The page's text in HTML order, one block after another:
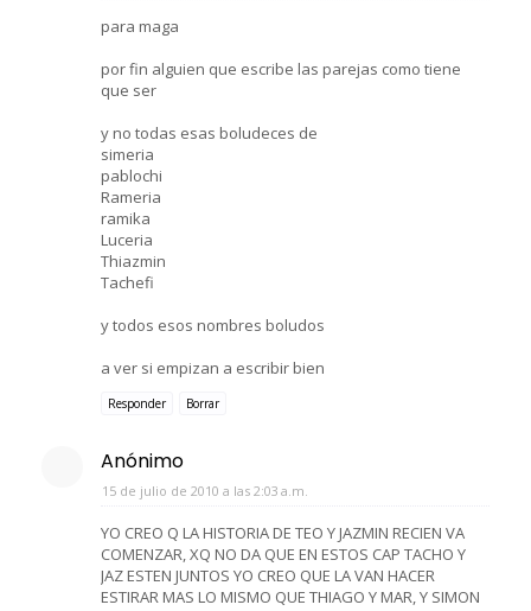
para maga
por fin alguien que escribe las parejas como tiene
que ser
y no todas esas boludeces de
simeria
pablochi
Rameria
ramika
Luceria
Thiazmin
Tachefi
y todos esos nombres boludos
a ver si empizan a escribir bien
Responder Borrar
Anónimo
15 de julio de 2010 a las 2:03 a.m.
YO CREO Q LA HISTORIA DE TEO Y JAZMIN RECIEN VA
COMENZAR, XQ NO DA QUE EN ESTOS CAP TACHO Y
JAZ ESTEN JUNTOS YO CREO QUE LA VAN HACER
ESTIRAR MAS LO MISMO QUE THIAGO Y MAR, Y SIMON